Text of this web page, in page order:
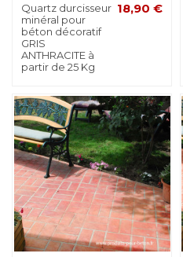
Quartz durcisseur
minéral pour
béton décoratif
GRIS
ANTHRACITE à
partir de 25 Kg
18,90 €